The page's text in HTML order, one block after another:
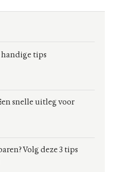
handige tips
snelle uitleg voor
Volg deze 3 tips